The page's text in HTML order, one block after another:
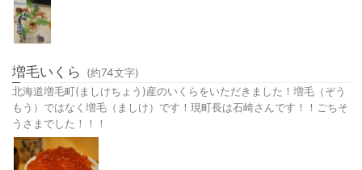
増毛いくら (約74文字)
北海道増毛町(ましけちょう)産のいくらをいただきました！増毛（ぞう
もう）ではなく増毛（ましけ）です！現町長は石崎さんです！！ごちそ
うさまでした！！！